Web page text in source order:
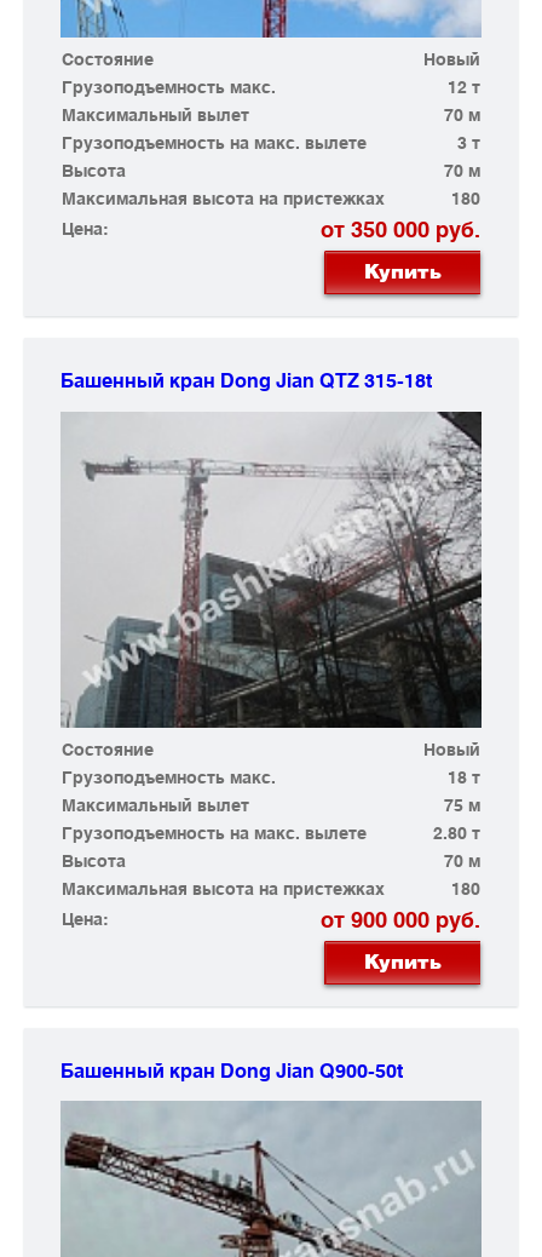
Состояние
Новый
Грузоподъемность макс.
12 т
Максимальный вылет
70 м
Грузоподъемность на макс. вылете
3 т
Высота
70 м
Максимальная высота на пристежках
180
Цена:
от 350 000 руб.
Купить
Башенный кран Dong Jian QTZ 315-18t
Состояние
Новый
Грузоподъемность макс.
18 т
Максимальный вылет
75 м
Грузоподъемность на макс. вылете
2.80 т
Высота
70 м
Максимальная высота на пристежках
180
Цена:
от 900 000 руб.
Купить
Башенный кран Dong Jian Q900-50t